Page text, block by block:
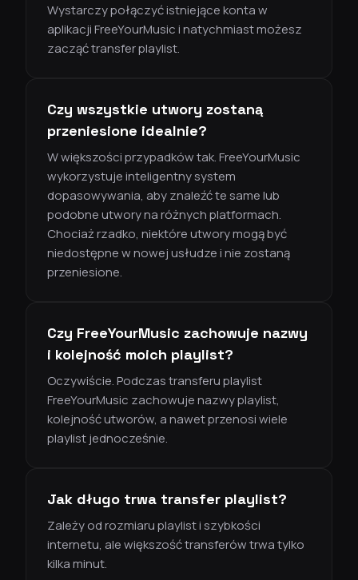
Wystarczy połączyć istniejące konta w
aplikacji FreeYourMusic i natychmiast możesz
zacząć transfer playlist.
Czy wszystkie utwory zostaną
przeniesione idealnie?
W większości przypadków tak. FreeYourMusic
wykorzystuje inteligentny system
dopasowywania, aby znaleźć te same lub
podobne utwory na różnych platformach.
Chociaż rzadko, niektóre utwory mogą być
niedostępne w nowej usłudze i nie zostaną
przeniesione.
Czy FreeYourMusic zachowuje nazwy
i kolejność moich playlist?
Oczywiście. Podczas transferu playlist
FreeYourMusic zachowuje nazwy playlist,
kolejność utworów, a nawet przenosi wiele
playlist jednocześnie.
Jak długo trwa transfer playlist?
Zależy od rozmiaru playlist i szybkości
internetu, ale większość transferów trwa tylko
kilka minut.